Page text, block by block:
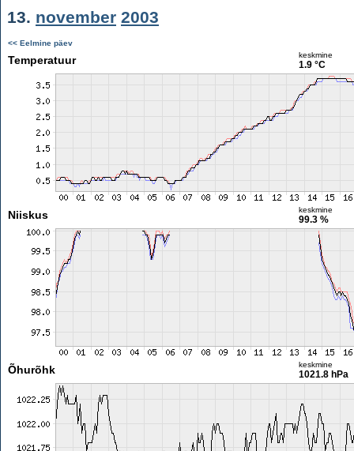
13. november 2003
<< Eelmine päev
Temperatuur keskmine
1.9 °C
Niiskus keskmine
99.3 %
Õhurõhk keskmine
1021.8 hPa